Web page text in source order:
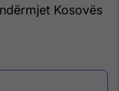
Kosovës